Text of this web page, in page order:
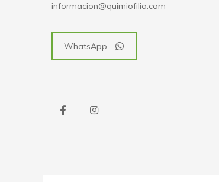
informacion@quimiofilia.com
WhatsApp